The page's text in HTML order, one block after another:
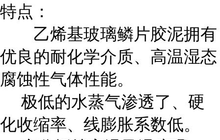
特点：
乙烯基玻璃鳞片胶泥拥有
优良的耐化学介质、高温湿态
腐蚀性气体性能。
极低的水蒸气渗透了、硬
化收缩率、线膨胀系数低。